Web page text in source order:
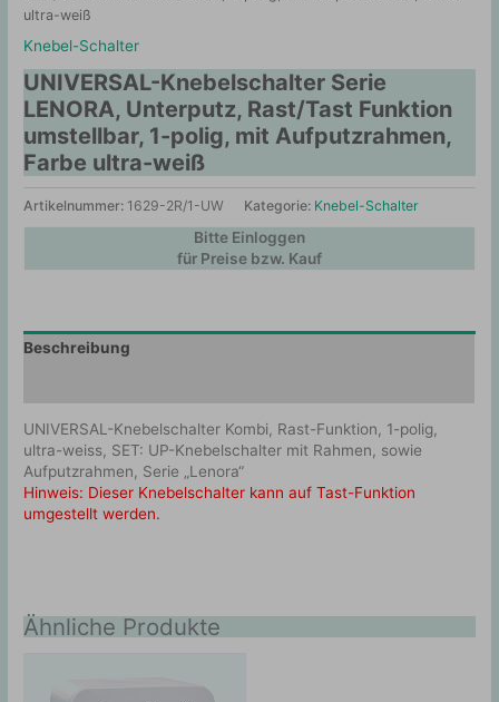
ultra-weiß
Knebel-Schalter
UNIVERSAL-Knebelschalter Serie
LENORA, Unterputz, Rast/Tast Funktion
umstellbar, 1-polig, mit Aufputzrahmen,
Farbe ultra-weiß
Artikelnummer: 1629-2R/1-UW Kategorie: Knebel-Schalter
Bitte Einloggen
für Preise bzw. Kauf
Beschreibung
UNIVERSAL-Knebelschalter Kombi, Rast-Funktion, 1-polig,
ultra-weiss, SET: UP-Knebelschalter mit Rahmen, sowie
Aufputzrahmen, Serie „Lenora“
Hinweis: Dieser Knebelschalter kann auf Tast-Funktion
umgestellt werden.
Ähnliche Produkte